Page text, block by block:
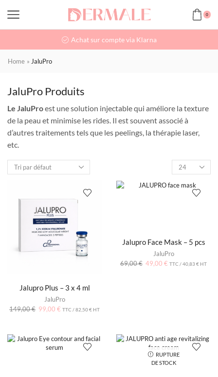
0
Achat sur compte via Klarna
Home » JaluPro
JaluPro Produits
Le JaluProest une solution injectable qui améliore la texture
de la peau et minimise les rides. Il est souvent associé à
d’autres traitements tels que les peelings, la thérapie laser,
etc.
Jalupro Plus – 3 x 4 ml
JaluPro
149,00€ 99,00 € TTC /82,50€ HT
Jalupro Face Mask – 5 pcs
JaluPro
69,00€ 49,00 € TTC /40,83€ HT
RUPTURE
DE STOCK